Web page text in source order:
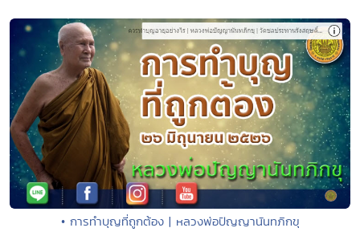
• การทำบุญที่ถูกต้อง | หลวงพ่อปัญญานันทภิกขุ